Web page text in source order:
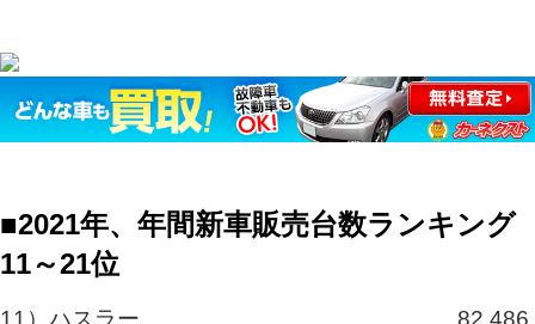
■2021年、年間新車販売台数ランキング
11～21位
11）ハスラー 82,486